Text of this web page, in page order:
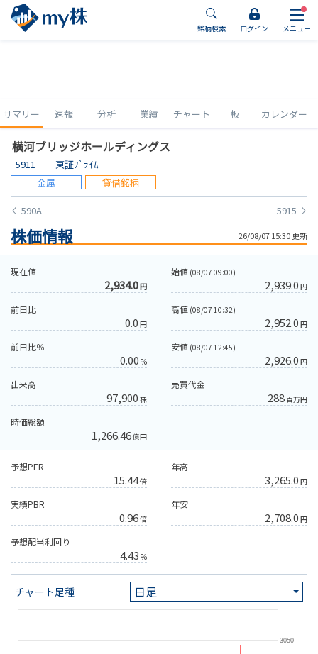
銘柄検索 ログイン メニュー
サマリー 速報 分析 業績 チャート 板 カレンダー
横河ブリッジホールディングス
5911
東証ﾌﾟﾗｲﾑ
金属
貸借銘柄
590A 5915
株価情報 26/08/07 15:30 更新
現在値
2,934.0円
始値(08/07 09:00)
2,939.0 円
前日比
0.0 円
高値(08/07 10:32)
2,952.0 円
前日比％
0.00 %
安値(08/07 12:45)
2,926.0 円
出来高
97,900 株
売買代金
288百万円
時価総額
1,266.46億円
予想PER
15.44倍
年高
3,265.0 円
実績PBR
0.96倍
年安
2,708.0 円
予想配当利回り
4.43 %
チャート足種
3050